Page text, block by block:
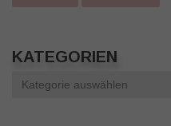
KATEGORIEN